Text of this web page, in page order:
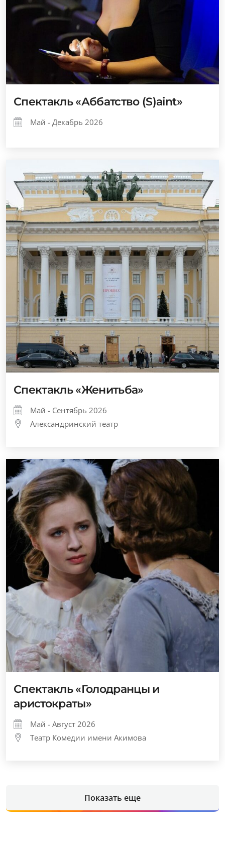
Спектакль «Аббатство (S)aint»
Май - Декабрь 2026
Спектакль «Женитьба»
Май - Сентябрь 2026
Александринский театр
Спектакль «Голодранцы и
аристократы»
Май - Август 2026
Театр Комедии имени Акимова
Показать еще